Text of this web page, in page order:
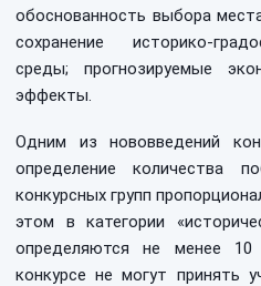
обоснованность выбора
сохранение историко-
среды; прогнозируемые
эффекты.
Одним из нововведений
определение количества
конкурсных групп
этом в категории
определяются не менее
конкурсе не могут принять